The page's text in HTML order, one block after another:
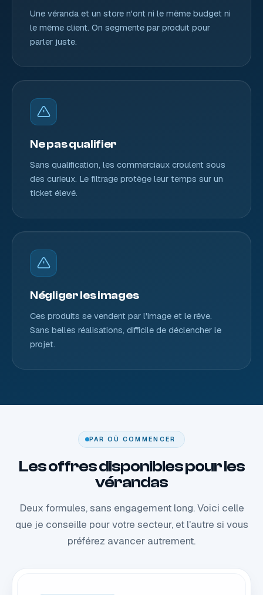
Une véranda et un store n'ont ni le même budget ni
le même client. On segmente par produit pour
parler juste.
Ne pas qualifier
Sans qualification, les commerciaux croulent sous
des curieux. Le filtrage protège leur temps sur un
ticket élevé.
Négliger les images
Ces produits se vendent par l'image et le rêve.
Sans belles réalisations, difficile de déclencher le
projet.
PAR OÙ COMMENCER
Les offres disponibles pour les
vérandas
Deux formules, sans engagement long. Voici celle
que je conseille pour votre secteur, et l'autre si vous
préférez avancer autrement.